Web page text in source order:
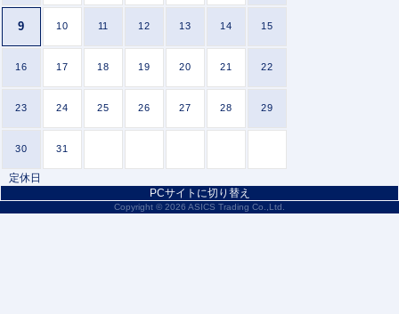
9 10 11 12 13 14 15
16 17 18 19 20 21 22
23 24 25 26 27 28 29
30 31
定休日
PCサイトに切り替え
Copyright © 2026 ASICS Trading Co.,Ltd.